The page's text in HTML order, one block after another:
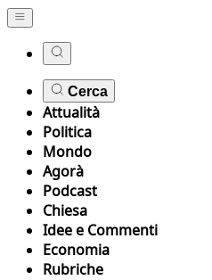
Cerca
Attualità
Politica
Mondo
Agorà
Podcast
Chiesa
Idee e Commenti
Economia
Rubriche